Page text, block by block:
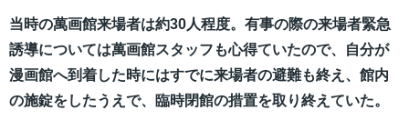
当時の萬画館来場者は約30人程度。有事の際の来場者緊急
誘導については萬画館スタッフも心得ていたので、自分が
漫画館へ到着した時にはすでに来場者の避難も終え、館内
の施錠をしたうえで、臨時閉館の措置を取り終えていた。